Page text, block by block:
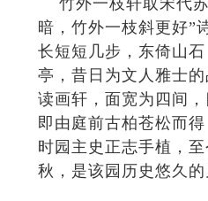
竹外一枝轩取宋代
暗，竹外一枝斜更好”
长短短几步，东倚山
亭，昔日为文人雅士
读画轩，面宽为四间
即由庭前古柏苍松而
时园主史正志手植，
秋，是该园历史悠久的